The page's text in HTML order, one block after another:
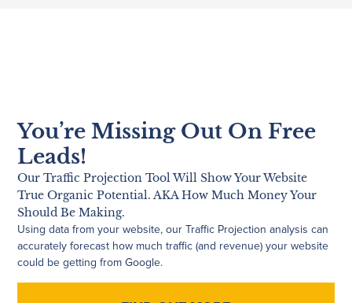
You’re Missing Out On Free
Leads!
Our Traffic Projection Tool Will Show Your Website
True Organic Potential. AKA How Much Money Your
Should Be Making.
Using data from your website, our Traffic Projection analysis can
accurately forecast how much traffic (and revenue) your website
could be getting from Google.